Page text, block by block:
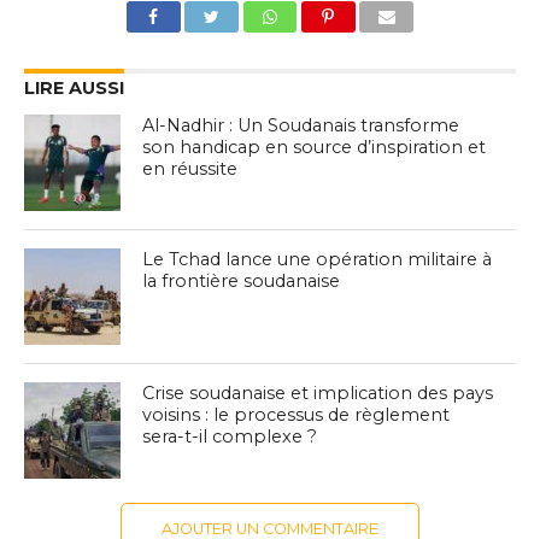
LIRE AUSSI
Al-Nadhir : Un Soudanais transforme
son handicap en source d’inspiration et
en réussite
Le Tchad lance une opération militaire à
la frontière soudanaise
Crise soudanaise et implication des pays
voisins : le processus de règlement
sera-t-il complexe ?
AJOUTER UN COMMENTAIRE